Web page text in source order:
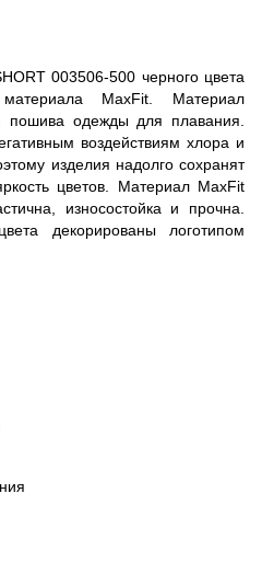
003506-500 черного цвета
MaxFit. Материал
пошива одежды для плавания.
воздействиям хлора и
изделия надолго сохранят
цветов. Материал MaxFit
износостойка и прочна.
декорированы логотипом